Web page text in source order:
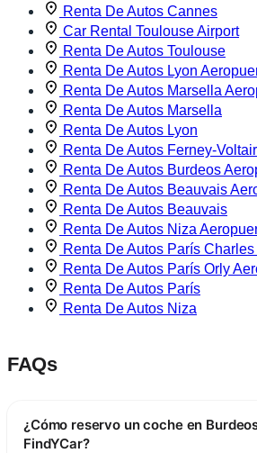
Renta De Autos Cannes
Car Rental Toulouse Airport
Renta De Autos Toulouse
Renta De Autos Lyon
Renta De Autos Marsella
Renta De Autos Marsella
Renta De Autos Lyon
Renta De Autos Ferney-
Renta De Autos Burdeos
Renta De Autos Beauvais
Renta De Autos Beauvais
Renta De Autos Niza
Renta De Autos París
Renta De Autos París Orly
Renta De Autos París
Renta De Autos Niza
FAQs
¿Cómo reservo un coche en
FindYCar?